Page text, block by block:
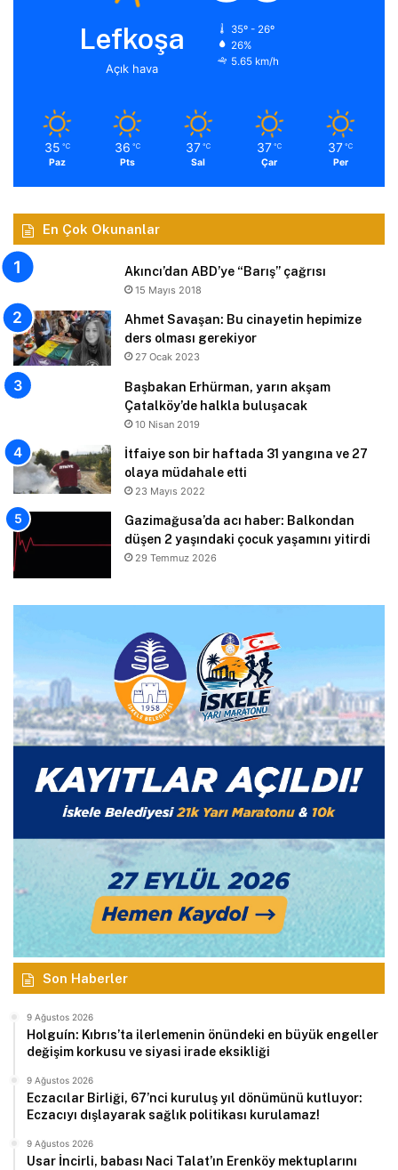
Lefkoşa
Açık hava
35º - 26º
26%
5.65 km/h
35 ℃
Paz
36 ℃
Pts
37 ℃
Sal
37 ℃
Çar
37 ℃
Per
En Çok Okunanlar
Akıncı’dan ABD’ye “Barış” çağrısı
15 Mayıs 2018
Ahmet Savaşan: Bu cinayetin hepimize
ders olması gerekiyor
27 Ocak 2023
Başbakan Erhürman, yarın akşam
Çatalköy’de halkla buluşacak
10 Nisan 2019
İtfaiye son bir haftada 31 yangına ve 27
olaya müdahale etti
23 Mayıs 2022
Gazimağusa’da acı haber: Balkondan
düşen 2 yaşındaki çocuk yaşamını yitirdi
29 Temmuz 2026
Son Haberler
9 Ağustos 2026
Holguín: Kıbrıs’ta ilerlemenin önündeki en büyük engeller
değişim korkusu ve siyasi irade eksikliği
9 Ağustos 2026
Eczacılar Birliği, 67’nci kuruluş yıl dönümünü kutluyor:
Eczacıyı dışlayarak sağlık politikası kurulamaz!
9 Ağustos 2026
Usar İncirli, babası Naci Talat’ın Erenköy mektuplarını